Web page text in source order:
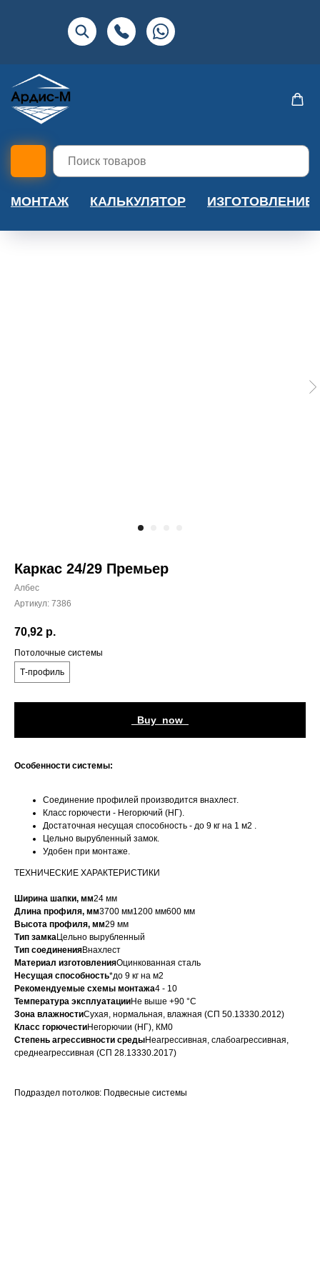
МОНТАЖ КАЛЬКУЛЯТОР ИЗГОТОВЛЕНИЕ
Каркас 24/29 Премьер
Албес
Артикул: 7386
70,92 р.
Потолочные системы
Т-профиль
_Buy_now_
Особенности системы:
Соединение профилей производится внахлест.
Класс горючести - Негорючий (НГ).
Достаточная несущая способность - до 9 кг на 1 м2 .
Цельно вырубленный замок.
Удобен при монтаже.
ТЕХНИЧЕСКИЕ ХАРАКТЕРИСТИКИ
Ширина шапки, мм24 мм
Длина профиля, мм3700 мм1200 мм600 мм
Высота профиля, мм29 мм
Тип замкаЦельно вырубленный
Тип соединенияВнахлест
Материал изготовленияОцинкованная сталь
Несущая способность*до 9 кг на м2
Рекомендуемые схемы монтажа4 - 10
Температура эксплуатацииНе выше +90 °C
Зона влажностиСухая, нормальная, влажная (СП 50.13330.2012)
Класс горючестиНегорючии (НГ), КМ0
Степень агрессивности средыНеагрессивная, слабоагрессивная,
среднеагрессивная (СП 28.13330.2017)
Подраздел потолков: Подвесные системы